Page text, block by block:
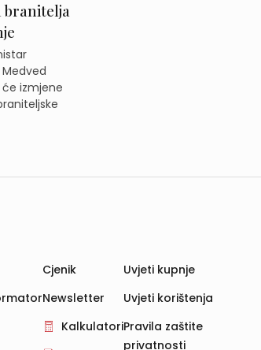
branitelja
izmjene
Cjenik
Newsletter
Kalkulatori
Uvjeti kupnje
Uvjeti korištenja
Pravila zaštite
privatnosti